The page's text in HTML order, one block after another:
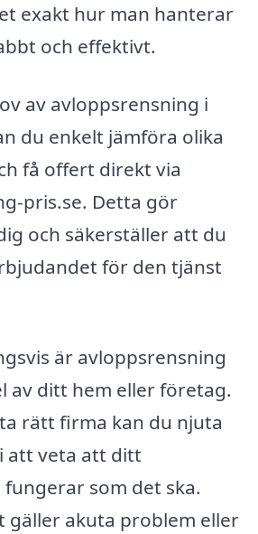
exakt hur man hanterar
och effektivt.
av avloppsrensning i
du enkelt jämföra olika
få offert direkt via
pris.se. Detta gör
och säkerställer att du
för den tjänst
är avloppsrensning
av ditt hem eller företag.
rätt firma kan du njuta
att veta att ditt
som det ska.
gäller akuta problem eller